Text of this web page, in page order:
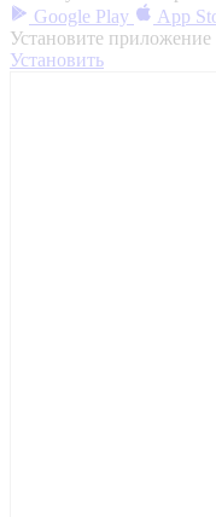
Google Play
App
Установите
Установить